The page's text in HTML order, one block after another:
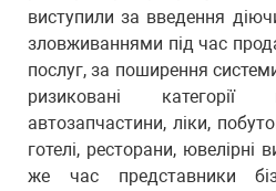
виступили за введення
зловживаннями під час
послуг, за поширення
ризиковані категорії
автозапчастини, ліки,
готелі, ресторани, ювелірні
же час представники